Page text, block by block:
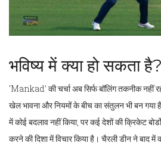
भविष्य में क्या हो सकता है?
‘Mankad’ की चर्चा अब सिर्फ बॉलिंग तकनीक नहीं
खेल भावना और नियमों के बीच का संतुलन भी बन गया
में कोई बदलाव नहीं किया, पर कई देशों की क्रिकेट
करने की दिशा में विचार किया है। चैरली डीन ने बाद